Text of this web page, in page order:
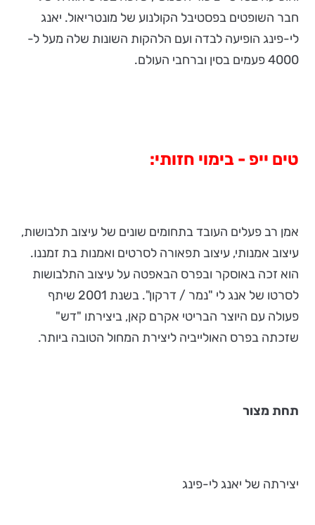
חבר השופטים בפסטיבל הקולנוע של מונטריאול. יאנג
לי-פינג הופיעה לבדה ועם הלהקות השונות שלה מעל ל-
4000 פעמים בסין וברחבי העולם.
טים ייפ - בימוי חזותי:
אמן רב פעלים העובד בתחומים שונים של עיצוב תלבושות,
עיצוב אמנותי, עיצוב תפאורה לסרטים ואמנות בת זמננו.
הוא זכה באוסקר ובפרס הבאפטה על עיצוב התלבושות
לסרטו של אנג לי "נמר / דרקון". בשנת 2001 שיתף
פעולה עם היוצר הבריטי אקרם קאן, ביצירתו "דש"
שזכתה בפרס האולייביה ליצירת המחול הטובה ביותר.
תחת מצור
יצירתה של יאנג לי-פינג